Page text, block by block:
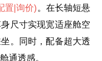
置 |询价)。在长轴短悬
尺寸实现宽适座舱空
。同时，配备超大透
通透感。